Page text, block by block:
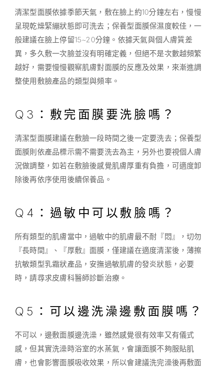
清潔型面膜依據季節天氣，敷在臉上約10分鐘左右，慢慢
呈現乾燥緊繃狀態即可洗去；保養型面膜保濕度較佳，一
般建議在臉上停留15~20分鐘。依據天氣與個人膚質差
異，多久敷一次臉並沒有明確定義，但絕不是次數越頻繁
越好，需要慢慢觀察肌膚對面膜的反應及效果，來漸進調
整使用敷臉產品的類型與頻率。
Q3：敷完面膜要洗臉嗎？
清潔型面膜建議在敷臉一段時間之後一定要洗去；保養型
面膜則依產品標示需不需要洗去為主，另外也要視個人膚
況做調整，如若在敷臉後感覺肌膚厚重有負擔，可適度卸
除後再依序使用後續保養品。
Q4：過敏中可以敷臉嗎？
所有類型的肌膚當中，過敏中的肌膚最不耐『悶』，切勿
『長時間』、『厚敷』面膜，僅建議在適度清潔後，薄擦
抗敏類型乳霜狀產品，安撫過敏肌膚的發炎狀態，必要
時，請尋求皮膚科醫師診斷治療。
Q5：可以邊洗澡邊敷面膜嗎？
不可以，邊敷面膜邊洗澡，雖然感覺很有效率又有儀式
感，但其實洗澡時浴室的水蒸氣，會讓面膜不夠服貼肌
膚，也會影響面膜吸收效果，所以會建議洗完澡後再敷面